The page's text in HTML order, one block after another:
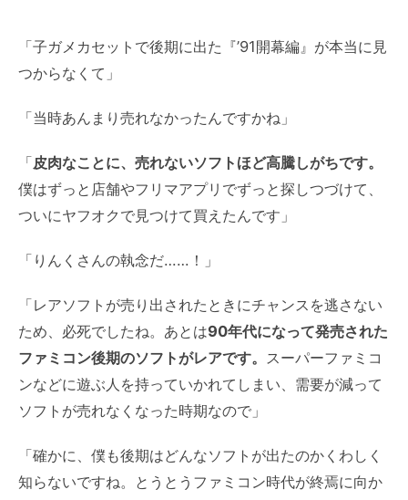
「子ガメカセットで後期に出た『’91開幕編』が本当に見
つからなくて」
「当時あんまり売れなかったんですかね」
「皮肉なことに、売れないソフトほど高騰しがちです。
僕はずっと店舗やフリマアプリでずっと探しつづけて、
ついにヤフオクで見つけて買えたんです」
「りんくさんの執念だ……！」
「レアソフトが売り出されたときにチャンスを逃さない
ため、必死でしたね。あとは90年代になって発売された
ファミコン後期のソフトがレアです。 スーパーファミコ
ンなどに遊ぶ人を持っていかれてしまい、需要が減って
ソフトが売れなくなった時期なので」
「確かに、僕も後期はどんなソフトが出たのかくわしく
知らないですね。とうとうファミコン時代が終焉に向か